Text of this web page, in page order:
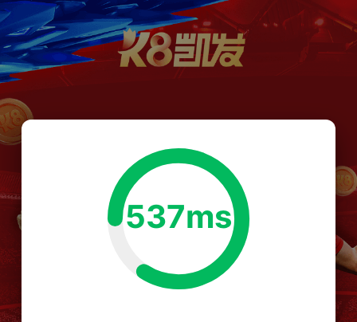
537ms